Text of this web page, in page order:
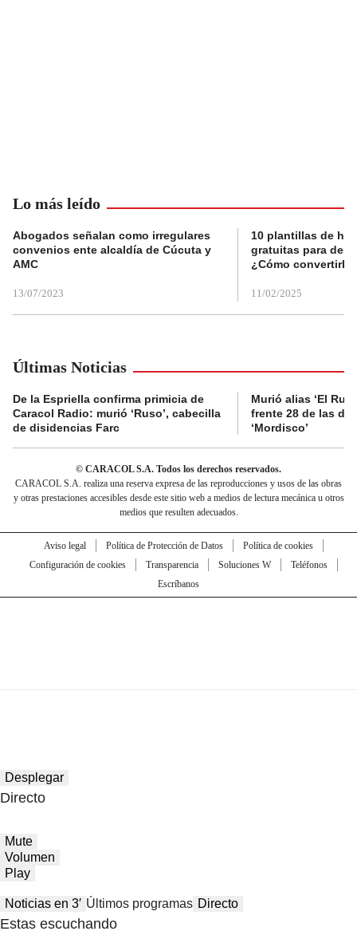
Lo más leído
Abogados señalan como irregulares
convenios ente alcaldía de Cúcuta y
AMC
13/07/2023
10 plantillas de
gratuitas para
¿Cómo convertirla
11/02/2025
Últimas Noticias
De la Espriella confirma primicia de
Caracol Radio: murió ‘Ruso’, cabecilla
de disidencias Farc
Murió alias ‘El
frente 28 de las
‘Mordisco’
© CARACOL S.A. Todos los derechos reservados.
CARACOL S.A. realiza una reserva expresa de las reproducciones y usos de las obras
y otras prestaciones accesibles desde este sitio web a medios de lectura mecánica u otros
medios que resulten adecuados.
Aviso legal Política de Protección de Datos
Política de cookies
Configuración de cookies
Transparencia Soluciones W
Teléfonos
Escríbanos
Desplegar
Directo
Mute
Volumen
Play
Noticias en 3′ Últimos programas Directo
Estas escuchando